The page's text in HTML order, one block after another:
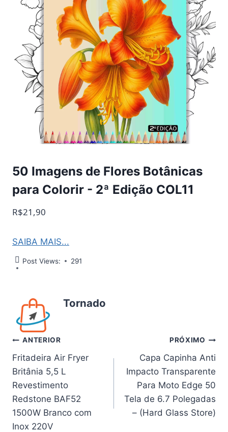
50 Imagens de Flores Botânicas
para Colorir - 2ª Edição COL11
R$21,90
SAIBA MAIS...
Post Views: 291
Tornado
Navegação
de
Post
ANTERIOR
Fritadeira Air Fryer
Britânia 5,5 L
Revestimento
Redstone BAF52
1500W Branco com
Inox 220V
PRÓXIMO
Capa Capinha Anti
Impacto Transparente
Para Moto Edge 50
Tela de 6.7 Polegadas
– (Hard Glass Store)